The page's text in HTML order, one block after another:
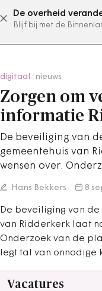
De overheid
Blijf bij met de
digitaal nieuws
Zorgen om
informatie
De beveiliging van
gemeentehuis van
wensen over.
Hans Bekkers 8
De beveiliging van
van Ridderkerk laat
Onderzoek van de
legt tal van
Vacatures